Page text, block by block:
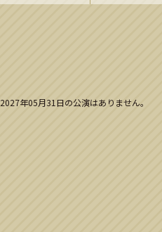
2027年05月31日の公演はありません。